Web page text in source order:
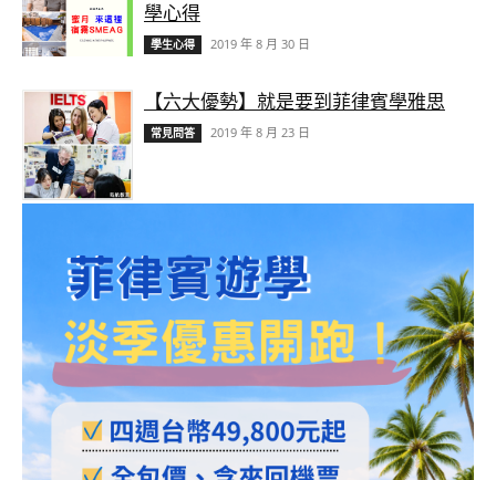
學心得
學生心得 2019 年 8 月 30 日
【六大優勢】就是要到菲律賓學雅思
常見問答 2019 年 8 月 23 日